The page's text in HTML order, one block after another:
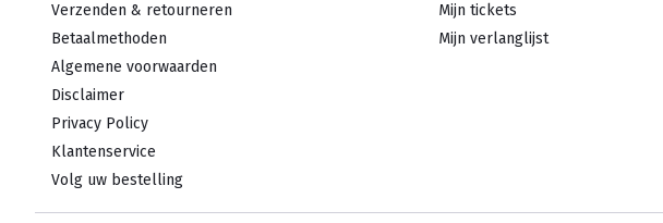
Verzenden & retourneren
Betaalmethoden
Algemene voorwaarden
Disclaimer
Privacy Policy
Klantenservice
Volg uw bestelling
Mijn tickets
Mijn verlanglijst